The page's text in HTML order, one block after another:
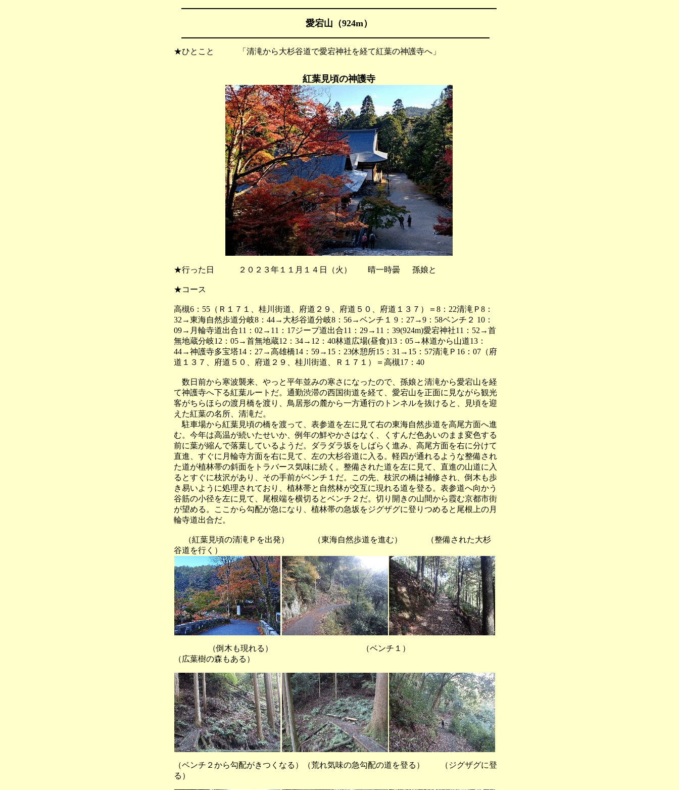
愛宕山（924m）
★ひとこと 「清滝から大杉谷道で愛宕神社を経て紅葉の神護寺へ」
紅葉見頃の神護寺
★行った日 ２０２３年１１月１４日（火） 晴一時曇 孫娘と
★コース
高槻6：55（Ｒ１７１、桂川街道、府道２９、府道５０、府道１３７）＝8：22清滝Ｐ8：
32→東海自然歩道分岐8：44→大杉谷道分岐8：56→ベンチ１ 9：27→9：58ベンチ２ 10：
09→月輪寺道出合11：02→11：17ジープ道出合11：29→11：39(924m)愛宕神社11：52→首
無地蔵分岐12：05→首無地蔵12：34→12：40林道広場(昼食)13：05→林道から山道13：
44→神護寺多宝塔14：27→高雄橋14：59→15：23休憩所15：31→15：57清滝Ｐ16：07（府
道１３７、府道５０、府道２９、桂川街道、Ｒ１７１）＝高槻17：40
数日前から寒波襲来、やっと平年並みの寒さになったので、孫娘と清滝から愛宕山を経
て神護寺へ下る紅葉ルートだ。通勤渋滞の西国街道を経て、愛宕山を正面に見ながら観光
客がちらほらの渡月橋を渡り、鳥居形の麓から一方通行のトンネルを抜けると、見頃を迎
えた紅葉の名所、清滝だ。
駐車場から紅葉見頃の橋を渡って、表参道を左に見て右の東海自然歩道を高尾方面へ進
む。今年は高温が続いたせいか、例年の鮮やかさはなく、くすんだ色あいのまま変色する
前に葉が縮んで落葉しているようだ。ダラダラ坂をしばらく進み、高尾方面を右に分けて
直進、すぐに月輪寺方面を右に見て、左の大杉谷道に入る。軽四が通れるような整備され
た道が植林帯の斜面をトラバース気味に続く。整備された道を左に見て、直進の山道に入
るとすぐに枝沢があり、その手前がベンチ１だ。この先、枝沢の橋は補修され、倒木も歩
き易いように処理されており、植林帯と自然林が交互に現れる道を登る。表参道へ向かう
谷筋の小径を左に見て、尾根端を横切るとベンチ２だ。切り開きの山間から霞む京都市街
が望める。ここから勾配が急になり、植林帯の急坂をジグザグに登りつめると尾根上の月
輪寺道出合だ。
（紅葉見頃の清滝Ｐを出発） （東海自然歩道を進む） （整備された大杉
谷道を行く）
（倒木も現れる） （ベンチ１）
（広葉樹の森もある）
（ベンチ２から勾配がきつくなる）（荒れ気味の急勾配の道を登る） （ジグザグに登
る）